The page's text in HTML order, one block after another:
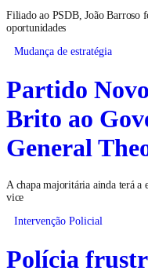
Filiado ao PSDB, João Barroso
oportunidades
Mudança de estratégia
Partido
Brito ao
General
A chapa majoritária ainda terá a
vice
Intervenção Policial
Polícia